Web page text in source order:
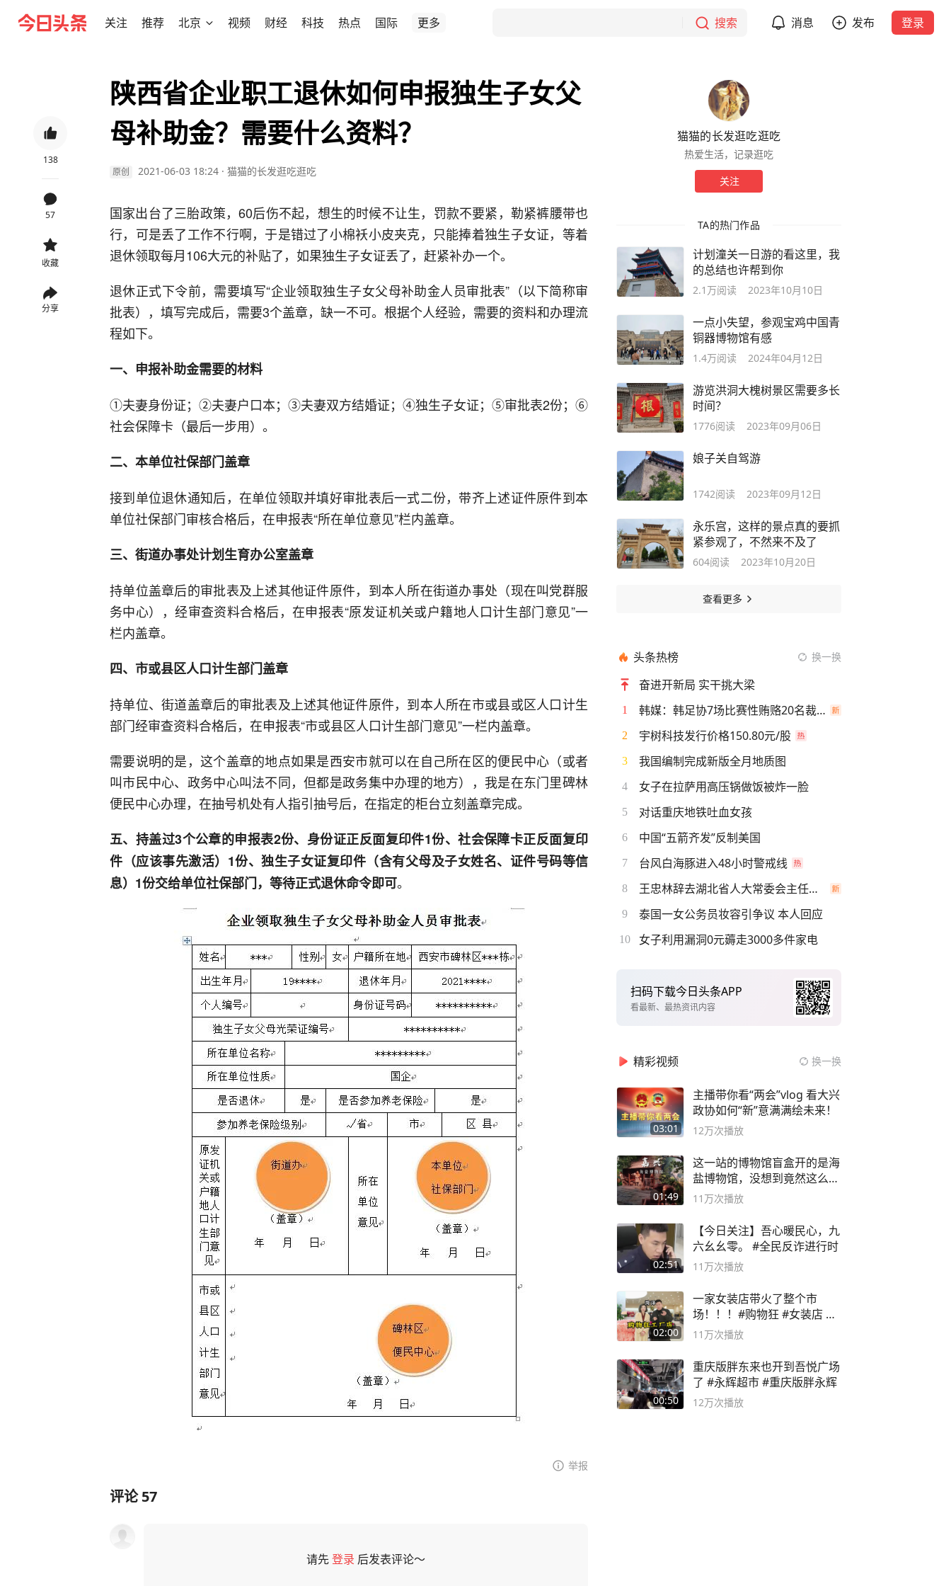
关注 推荐 北京 视频 财经 科技 热点 国际 更多 搜索 消息 发布 登录
138
57
收藏
分享
陕西省企业职工退休如何申报独生子女父
母补助金？需要什么资料？
原创 2021-06-03 18:24 · 猫猫的长发逛吃逛吃
国家出台了三胎政策，60后伤不起，想生的时候不让生，罚款不要紧，勒紧裤腰带也
行，可是丢了工作不行啊，于是错过了小棉袄小皮夹克，只能捧着独生子女证，等着
退休领取每月106大元的补贴了，如果独生子女证丢了，赶紧补办一个。
退休正式下令前，需要填写“企业领取独生子女父母补助金人员审批表”（以下简称审
批表），填写完成后，需要3个盖章，缺一不可。根据个人经验，需要的资料和办理流
程如下。
一、申报补助金需要的材料
①夫妻身份证；②夫妻户口本；③夫妻双方结婚证；④独生子女证；⑤审批表2份；⑥
社会保障卡（最后一步用）。
二、本单位社保部门盖章
接到单位退休通知后，在单位领取并填好审批表后一式二份，带齐上述证件原件到本
单位社保部门审核合格后，在申报表“所在单位意见”栏内盖章。
三、街道办事处计划生育办公室盖章
持单位盖章后的审批表及上述其他证件原件，到本人所在街道办事处（现在叫党群服
务中心），经审查资料合格后，在申报表“原发证机关或户籍地人口计生部门意见”一
栏内盖章。
四、市或县区人口计生部门盖章
持单位、街道盖章后的审批表及上述其他证件原件，到本人所在市或县或区人口计生
部门经审查资料合格后，在申报表“市或县区人口计生部门意见”一栏内盖章。
需要说明的是，这个盖章的地点如果是西安市就可以在自己所在区的便民中心（或者
叫市民中心、政务中心叫法不同，但都是政务集中办理的地方），我是在东门里碑林
便民中心办理，在抽号机处有人指引抽号后，在指定的柜台立刻盖章完成。
五、持盖过3个公章的申报表2份、身份证正反面复印件1份、社会保障卡正反面复印
件（应该事先激活）1份、独生子女证复印件（含有父母及子女姓名、证件号码等信
息）1份交给单位社保部门，等待正式退休命令即可。
举报
评论57
请先登录 后发表评论～
猫猫的长发逛吃逛吃
热爱生活，记录逛吃
关注
TA的热门作品
计划潼关一日游的看这里，我
的总结也许帮到你
2.1万阅读 2023年10月10日
一点小失望，参观宝鸡中国青
铜器博物馆有感
1.4万阅读 2024年04月12日
游览洪洞大槐树景区需要多长
时间？
1776阅读 2023年09月06日
娘子关自驾游
1742阅读 2023年09月12日
永乐宫，这样的景点真的要抓
紧参观了，不然来不及了
604阅读 2023年10月20日
查看更多
头条热榜 换一换
奋进开新局 实干挑大梁
1 韩媒：韩足协7场比赛性贿赂20名裁判
2 宇树科技发行价格150.80元/股
3 我国编制完成新版全月地质图
4 女子在拉萨用高压锅做饭被炸一脸
5 对话重庆地铁吐血女孩
6 中国“五箭齐发”反制美国
7 台风白海豚进入48小时警戒线
8 王忠林辞去湖北省人大常委会主任职务
9 泰国一女公务员妆容引争议 本人回应
10 女子利用漏洞0元薅走3000多件家电
扫码下载今日头条APP
看最新、最热资讯内容
精彩视频 换一换
03:01
主播带你看“两会”vlog 看大兴
政协如何“新”意满满绘未来！
12万次播放
01:49
这一站的博物馆盲盒开的是海
盐博物馆，没想到竟然这么好
逛！
11万次播放
02:51
【今日关注】吾心暖民心，九
六幺幺零。 #全民反诈进行时
11万次播放
02:00
一家女装店带火了整个市
场！！！#购物狂 #女装店 #
高品质女装
11万次播放
00:50
重庆版胖东来也开到吾悦广场
了 #永辉超市 #重庆版胖永辉
12万次播放